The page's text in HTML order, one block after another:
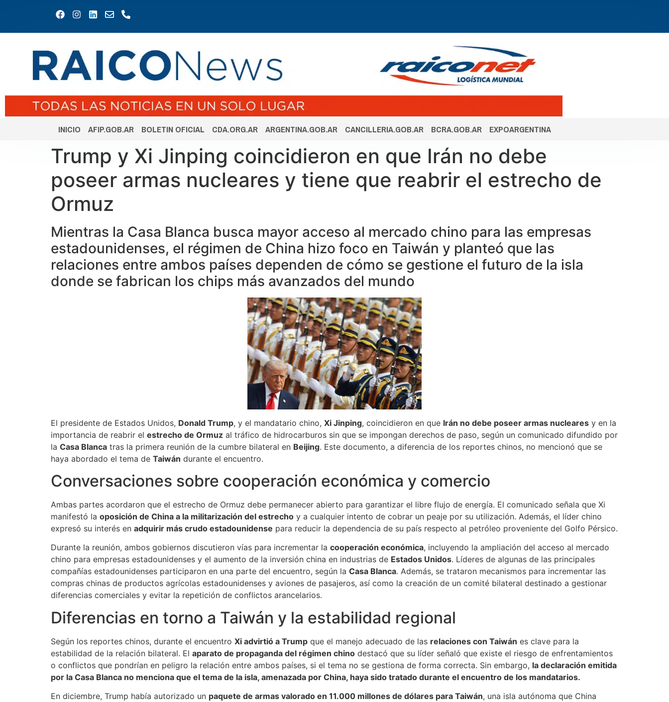
INICIO AFIP.GOB.AR BOLETIN OFICIAL CDA.ORG.AR ARGENTINA.GOB.AR CANCILLERIA.GOB.AR BCRA.GOB.AR EXPOARGENTINA
Trump y Xi Jinping coincidieron en que Irán no debe
poseer armas nucleares y tiene que reabrir el estrecho de
Ormuz
Mientras la Casa Blanca busca mayor acceso al mercado chino para las empresas
estadounidenses, el régimen de China hizo foco en Taiwán y planteó que las
relaciones entre ambos países dependen de cómo se gestione el futuro de la isla
donde se fabrican los chips más avanzados del mundo
El presidente de Estados Unidos, Donald Trump, y el mandatario chino, Xi Jinping, coincidieron en que Irán no debe poseer armas nucleares y en la
importancia de reabrir el estrecho de Ormuz al tráfico de hidrocarburos sin que se impongan derechos de paso, según un comunicado difundido por
la Casa Blanca tras la primera reunión de la cumbre bilateral en Beijing. Este documento, a diferencia de los reportes chinos, no mencionó que se
haya abordado el tema de Taiwán durante el encuentro.
Conversaciones sobre cooperación económica y comercio
Ambas partes acordaron que el estrecho de Ormuz debe permanecer abierto para garantizar el libre flujo de energía. El comunicado señala que Xi
manifestó la oposición de China a la militarización del estrecho y a cualquier intento de cobrar un peaje por su utilización. Además, el líder chino
expresó su interés en adquirir más crudo estadounidense para reducir la dependencia de su país respecto al petróleo proveniente del Golfo Pérsico.
Durante la reunión, ambos gobiernos discutieron vías para incrementar la cooperación económica, incluyendo la ampliación del acceso al mercado
chino para empresas estadounidenses y el aumento de la inversión china en industrias de Estados Unidos. Líderes de algunas de las principales
compañías estadounidenses participaron en una parte del encuentro, según la Casa Blanca. Además, se trataron mecanismos para incrementar las
compras chinas de productos agrícolas estadounidenses y aviones de pasajeros, así como la creación de un comité bilateral destinado a gestionar
diferencias comerciales y evitar la repetición de conflictos arancelarios.
Diferencias en torno a Taiwán y la estabilidad regional
Según los reportes chinos, durante el encuentro Xi advirtió a Trump que el manejo adecuado de las relaciones con Taiwán es clave para la
estabilidad de la relación bilateral. El aparato de propaganda del régimen chino destacó que su líder señaló que existe el riesgo de enfrentamientos
o conflictos que pondrían en peligro la relación entre ambos países, si el tema no se gestiona de forma correcta. Sin embargo, la declaración emitida
por la Casa Blanca no menciona que el tema de la isla, amenazada por China, haya sido tratado durante el encuentro de los mandatarios.
En diciembre, Trump había autorizado un paquete de armas valorado en 11.000 millones de dólares para Taiwán, una isla autónoma que China